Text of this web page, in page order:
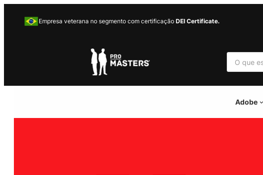
Empresa veterana no segmento com certificação DEI Certificate.
P
s
u
r
Adobe